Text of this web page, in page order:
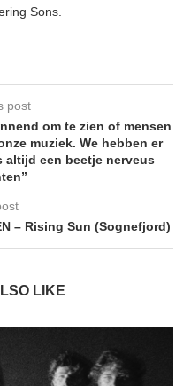
Sons.
post
om te zien of mensen
muziek. We hebben er
altijd een beetje nerveus
– Rising Sun (Sognefjord)
LIKE